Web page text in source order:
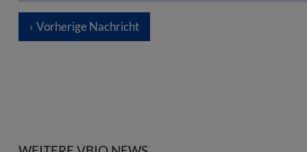
Vorherige Nachricht